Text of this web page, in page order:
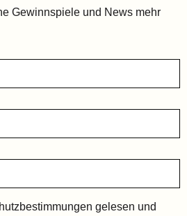
Gewinnspiele und News mehr
gelesen und